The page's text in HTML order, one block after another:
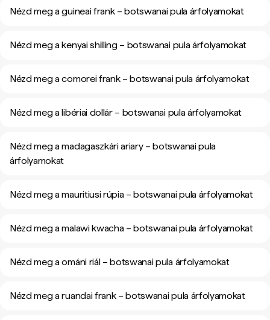
Nézd meg a guineai frank – botswanai pula árfolyamokat
Nézd meg a kenyai shilling – botswanai pula árfolyamokat
Nézd meg a comorei frank – botswanai pula árfolyamokat
Nézd meg a libériai dollár – botswanai pula árfolyamokat
Nézd meg a madagaszkári ariary – botswanai pula
árfolyamokat
Nézd meg a mauritiusi rúpia – botswanai pula árfolyamokat
Nézd meg a malawi kwacha – botswanai pula árfolyamokat
Nézd meg a ománi riál – botswanai pula árfolyamokat
Nézd meg a ruandai frank – botswanai pula árfolyamokat